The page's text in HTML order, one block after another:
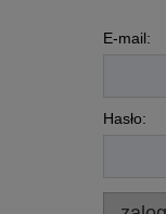
E-mail:
Hasło: